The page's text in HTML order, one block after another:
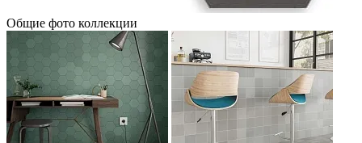
Общие фото коллекции